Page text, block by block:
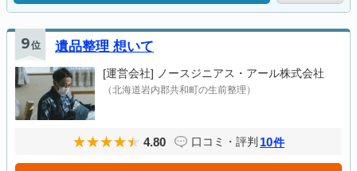
9位 遺品整理 想いて
[運営会社] ノースジニアス・アール株式会社
（北海道岩内郡共和町の生前整理）
4.80 口コミ・評判 10件